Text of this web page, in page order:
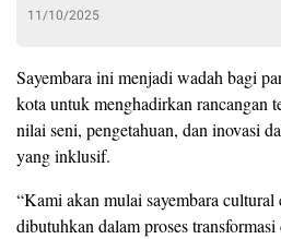
11/10/2025
Sayembara ini menjadi wadah bagi
kota untuk menghadirkan rancangan
nilai seni, pengetahuan, dan inovasi
yang inklusif.
“Kami akan mulai sayembara cultural
dibutuhkan dalam proses